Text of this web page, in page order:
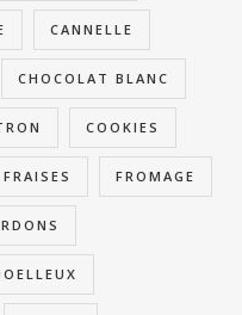
CANNELLE
CHOCOLAT BLANC
COOKIES
FRAISES FROMAGE